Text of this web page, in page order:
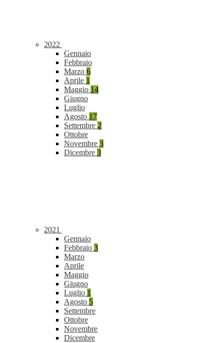
2022
Gennaio
Febbraio
Marzo 6
Aprile 1
Maggio 14
Giugno
Luglio
Agosto 17
Settembre 2
Ottobre
Novembre 3
Dicembre 3
2021
Gennaio
Febbraio 3
Marzo
Aprile
Maggio
Giugno
Luglio 1
Agosto 5
Settembre
Ottobre
Novembre
Dicembre